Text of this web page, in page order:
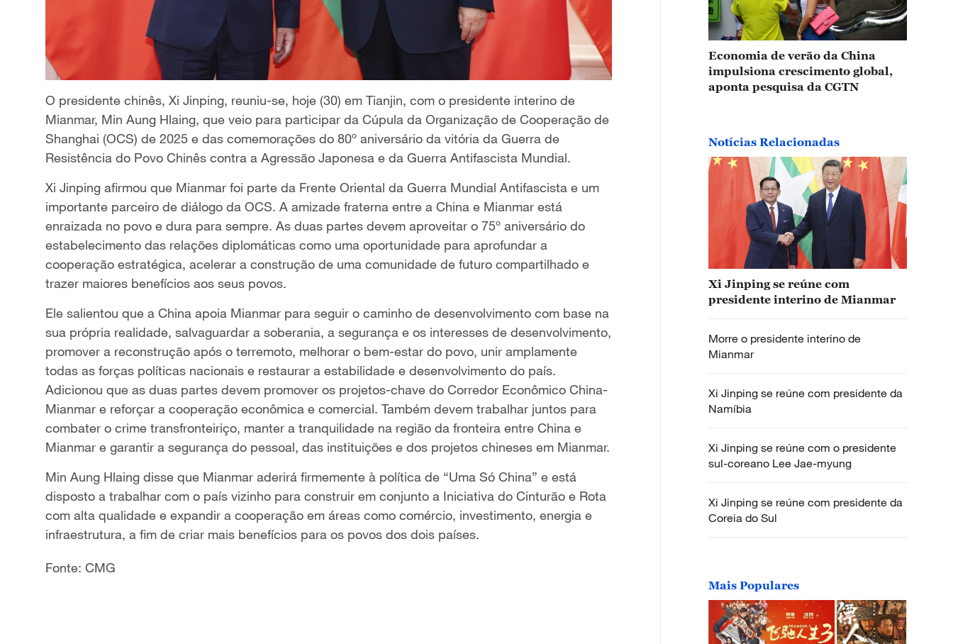
O presidente chinês, Xi Jinping, reuniu-se, hoje (30) em Tianjin, com o presidente interino de
Mianmar, Min Aung Hlaing, que veio para participar da Cúpula da Organização de Cooperação de
Shanghai (OCS) de 2025 e das comemorações do 80º aniversário da vitória da Guerra de
Resistência do Povo Chinês contra a Agressão Japonesa e da Guerra Antifascista Mundial.
Xi Jinping afirmou que Mianmar foi parte da Frente Oriental da Guerra Mundial Antifascista e um
importante parceiro de diálogo da OCS. A amizade fraterna entre a China e Mianmar está
enraizada no povo e dura para sempre. As duas partes devem aproveitar o 75º aniversário do
estabelecimento das relações diplomáticas como uma oportunidade para aprofundar a
cooperação estratégica, acelerar a construção de uma comunidade de futuro compartilhado e
trazer maiores benefícios aos seus povos.
Ele salientou que a China apoia Mianmar para seguir o caminho de desenvolvimento com base na
sua própria realidade, salvaguardar a soberania, a segurança e os interesses de desenvolvimento,
promover a reconstrução após o terremoto, melhorar o bem-estar do povo, unir amplamente
todas as forças políticas nacionais e restaurar a estabilidade e desenvolvimento do país.
Adicionou que as duas partes devem promover os projetos-chave do Corredor Econômico China-
Mianmar e reforçar a cooperação econômica e comercial. Também devem trabalhar juntos para
combater o crime transfronteiriço, manter a tranquilidade na região da fronteira entre China e
Mianmar e garantir a segurança do pessoal, das instituições e dos projetos chineses em Mianmar.
Min Aung Hlaing disse que Mianmar aderirá firmemente à política de “Uma Só China” e está
disposto a trabalhar com o país vizinho para construir em conjunto a Iniciativa do Cinturão e Rota
com alta qualidade e expandir a cooperação em áreas como comércio, investimento, energia e
infraestrutura, a fim de criar mais benefícios para os povos dos dois países.
Fonte: CMG
Economia de verão da China
impulsiona crescimento global,
aponta pesquisa da CGTN
Notícias Relacionadas
Xi Jinping se reúne com
presidente interino de Mianmar
Morre o presidente interino de
Mianmar
Xi Jinping se reúne com presidente da
Namíbia
Xi Jinping se reúne com o presidente
sul-coreano Lee Jae-myung
Xi Jinping se reúne com presidente da
Coreia do Sul
Mais Populares